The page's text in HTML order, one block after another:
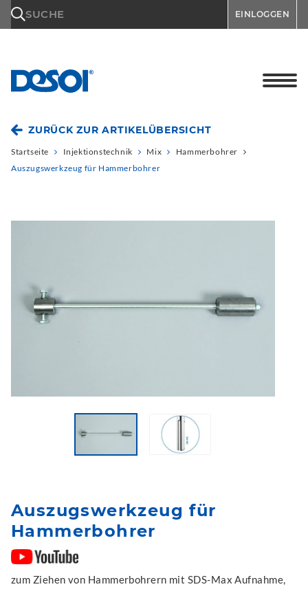
SUCHE EINLOGGEN
ZURÜCK ZUR ARTIKELÜBERSICHT
Startseite Injektionstechnik Mix
Hammerbohrer
Auszugswerkzeug für Hammerbohrer
Auszugswerkzeug für
Hammerbohrer
zum Ziehen von Hammerbohrern mit SDS-Max Aufnahme,